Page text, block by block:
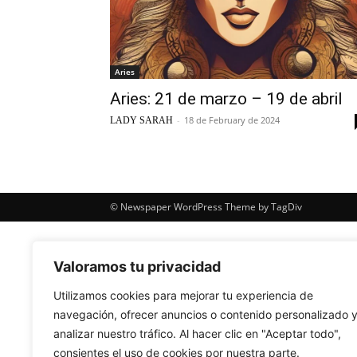
Valoramos tu privacidad
Utilizamos cookies para mejorar tu experiencia de
navegación, ofrecer anuncios o contenido personalizado y
analizar nuestro tráfico. Al hacer clic en "Aceptar todo",
consientes el uso de cookies por nuestra parte.
Aries
Aries: 21 de marzo – 19 de abril
LADY SARAH - 18 de February de 2024
© Newspaper WordPress Theme by TagDiv